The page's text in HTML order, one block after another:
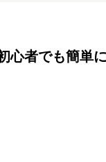
心者でも簡単